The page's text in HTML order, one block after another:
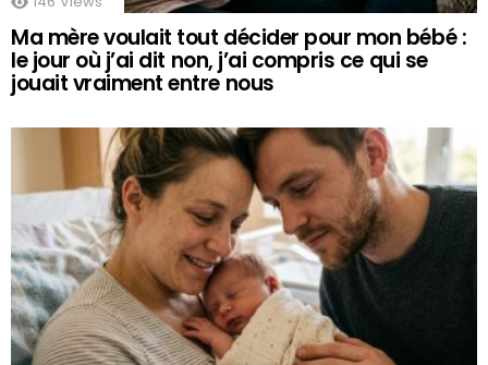
Ma mère voulait tout décider pour mon bébé :
le jour où j’ai dit non, j’ai compris ce qui se
jouait vraiment entre nous